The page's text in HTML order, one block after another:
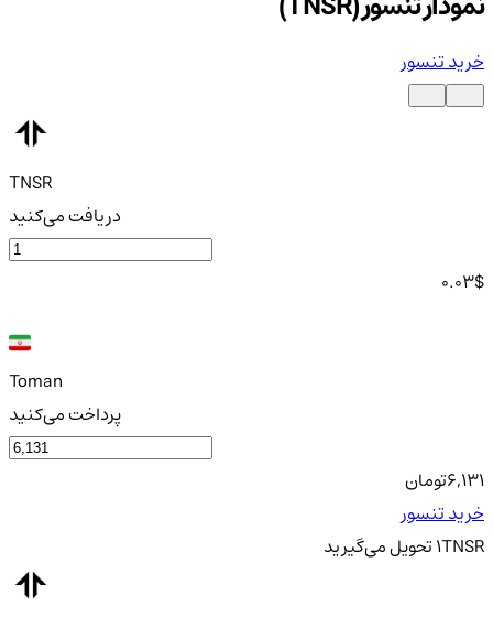
خرید تنسور
TNSR
دریافت می‌کنید
0.03$
Toman
پرداخت می‌کنید
6,131تومان
خرید تنسور
1TNSRتحویلمی‌گیرید